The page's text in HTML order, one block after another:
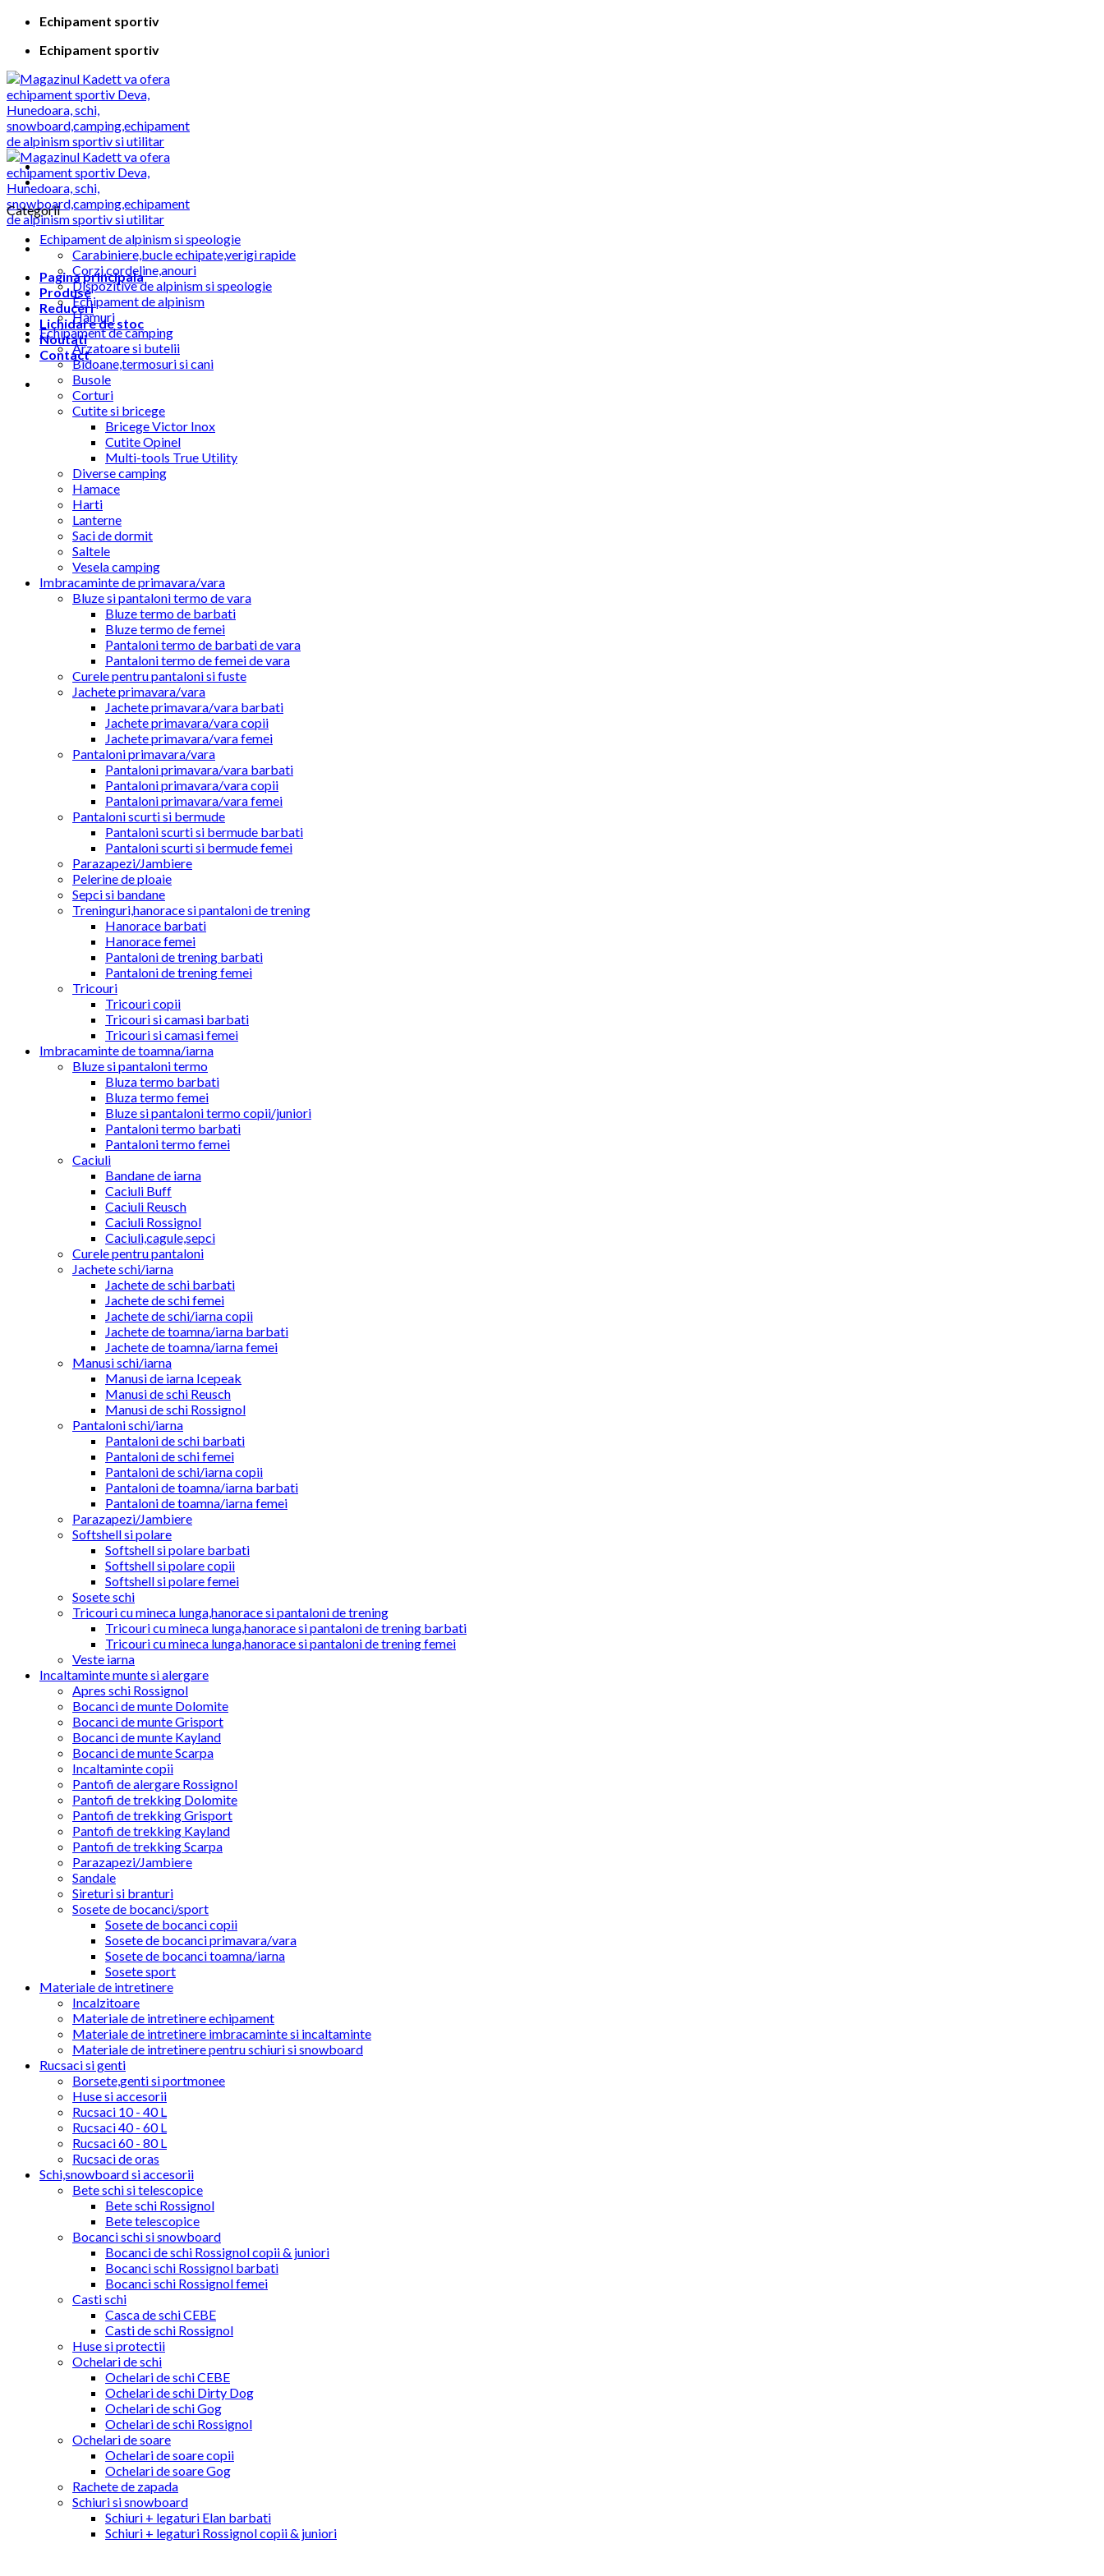
Skip
content
Echipament sportiv
Echipament sportiv
Pagina principala
Produse
Reduceri
Lichidare de stoc
Noutati
Contact
Categorii
Echipament de alpinism si speologie
Carabiniere,bucle echipate,verigi rapide
Corzi,cordeline,anouri
Dispozitive de alpinism si speologie
Echipament de alpinism
Hamuri
Echipament de camping
Arzatoare si butelii
Bidoane,termosuri si cani
Busole
Corturi
Cutite si bricege
Bricege Victor Inox
Cutite Opinel
Multi-tools True Utility
Diverse camping
Hamace
Harti
Lanterne
Saci de dormit
Saltele
Vesela camping
Imbracaminte de primavara/vara
Bluze si pantaloni termo de vara
Bluze termo de barbati
Bluze termo de femei
Pantaloni termo de barbati de vara
Pantaloni termo de femei de vara
Curele pentru pantaloni si fuste
Jachete primavara/vara
Jachete primavara/vara barbati
Jachete primavara/vara copii
Jachete primavara/vara femei
Pantaloni primavara/vara
Pantaloni primavara/vara barbati
Pantaloni primavara/vara copii
Pantaloni primavara/vara femei
Pantaloni scurti si bermude
Pantaloni scurti si bermude barbati
Pantaloni scurti si bermude femei
Parazapezi/Jambiere
Pelerine de ploaie
Sepci si bandane
Treninguri,hanorace si pantaloni de trening
Hanorace barbati
Hanorace femei
Pantaloni de trening barbati
Pantaloni de trening femei
Tricouri
Tricouri copii
Tricouri si camasi barbati
Tricouri si camasi femei
Imbracaminte de toamna/iarna
Bluze si pantaloni termo
Bluza termo barbati
Bluza termo femei
Bluze si pantaloni termo copii/juniori
Pantaloni termo barbati
Pantaloni termo femei
Caciuli
Bandane de iarna
Caciuli Buff
Caciuli Reusch
Caciuli Rossignol
Caciuli,cagule,sepci
Curele pentru pantaloni
Jachete schi/iarna
Jachete de schi barbati
Jachete de schi femei
Jachete de schi/iarna copii
Jachete de toamna/iarna barbati
Jachete de toamna/iarna femei
Manusi schi/iarna
Manusi de iarna Icepeak
Manusi de schi Reusch
Manusi de schi Rossignol
Pantaloni schi/iarna
Pantaloni de schi barbati
Pantaloni de schi femei
Pantaloni de schi/iarna copii
Pantaloni de toamna/iarna barbati
Pantaloni de toamna/iarna femei
Parazapezi/Jambiere
Softshell si polare
Softshell si polare barbati
Softshell si polare copii
Softshell si polare femei
Sosete schi
Tricouri cu mineca lunga,hanorace si pantaloni de trening
Tricouri cu mineca lunga,hanorace si pantaloni de trening barbati
Tricouri cu mineca lunga,hanorace si pantaloni de trening femei
Veste iarna
Incaltaminte munte si alergare
Apres schi Rossignol
Bocanci de munte Dolomite
Bocanci de munte Grisport
Bocanci de munte Kayland
Bocanci de munte Scarpa
Incaltaminte copii
Pantofi de alergare Rossignol
Pantofi de trekking Dolomite
Pantofi de trekking Grisport
Pantofi de trekking Kayland
Pantofi de trekking Scarpa
Parazapezi/Jambiere
Sandale
Sireturi si branturi
Sosete de bocanci/sport
Sosete de bocanci copii
Sosete de bocanci primavara/vara
Sosete de bocanci toamna/iarna
Sosete sport
Materiale de intretinere
Incalzitoare
Materiale de intretinere echipament
Materiale de intretinere imbracaminte si incaltaminte
Materiale de intretinere pentru schiuri si snowboard
Rucsaci si genti
Borsete,genti si portmonee
Huse si accesorii
Rucsaci 10 - 40 L
Rucsaci 40 - 60 L
Rucsaci 60 - 80 L
Rucsaci de oras
Schi,snowboard si accesorii
Bete schi si telescopice
Bete schi Rossignol
Bete telescopice
Bocanci schi si snowboard
Bocanci de schi Rossignol copii & juniori
Bocanci schi Rossignol barbati
Bocanci schi Rossignol femei
Casti schi
Casca de schi CEBE
Casti de schi Rossignol
Huse si protectii
Ochelari de schi
Ochelari de schi CEBE
Ochelari de schi Dirty Dog
Ochelari de schi Gog
Ochelari de schi Rossignol
Ochelari de soare
Ochelari de soare copii
Ochelari de soare Gog
Rachete de zapada
Schiuri si snowboard
Schiuri + legaturi Elan barbati
Schiuri + legaturi Rossignol copii & juniori